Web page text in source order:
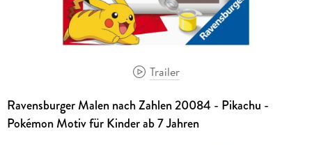
Trailer
Ravensburger Malen nach Zahlen 20084 - Pikachu -
Pokémon Motiv für Kinder ab 7 Jahren